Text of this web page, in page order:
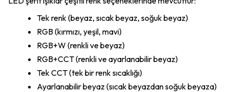
Tek renk (beyaz, sıcak beyaz, soğuk beyaz)
RGB (kırmızı, yeşil, mavi)
RGB+W (renkli ve beyaz)
RGB+CCT (renkli ve ayarlanabilir beyaz)
Tek CCT (tek bir renk sıcaklığı)
Ayarlanabilir beyaz (sıcak beyazdan soğuk beyaza)